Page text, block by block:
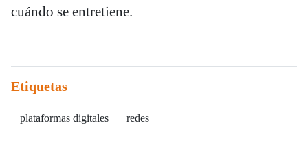
cuándo se entretiene.
Etiquetas
plataformas digitales redes